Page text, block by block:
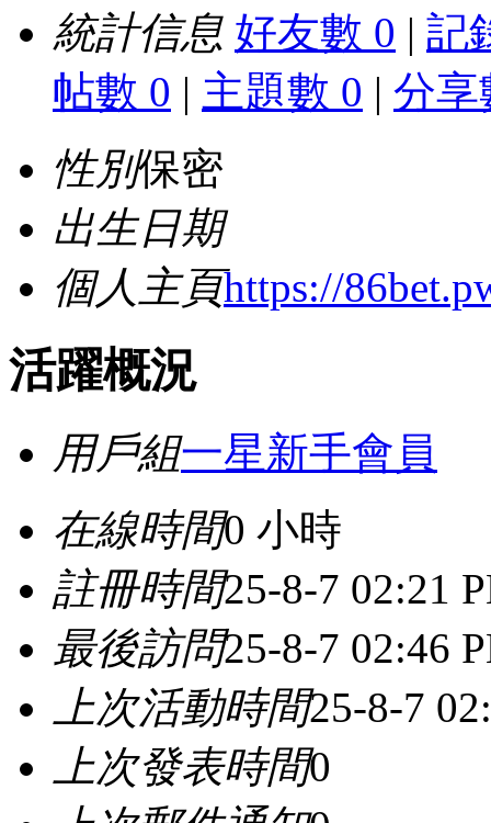
統計信息 好友數 0 | 記
帖數 0 | 主題數 0 | 分享
性別保密
出生日期
個人主頁https://
活躍概況
用戶組一星新手會員
在線時間0 小時
註冊時間25-8-7 02:21
最後訪問25-8-7 02:46
上次活動時間25-8-7
上次發表時間0